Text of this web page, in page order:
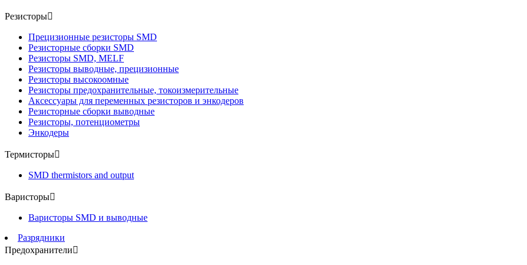
Резисторы
Прецизионные резисторы SMD
Резисторные сборки SMD
Резисторы SMD, MELF
Резисторы выводные, прецизионные
Резисторы высокоомные
Резисторы предохранительные, токоизмерительные
Аксессуары для переменных резисторов и энкодеров
Резисторные сборки выводные
Резисторы, потенциометры
Энкодеры
Термисторы
SMD thermistors and output
Варисторы
Варисторы SMD и выводные
Разрядники
Предохранители